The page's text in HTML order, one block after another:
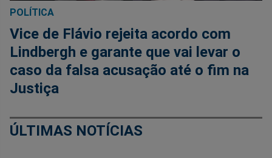
POLÍTICA
Vice de Flávio rejeita acordo com
Lindbergh e garante que vai levar o
caso da falsa acusação até o fim na
Justiça
ÚLTIMAS NOTÍCIAS